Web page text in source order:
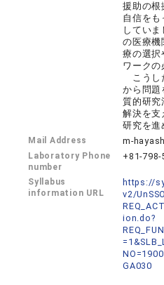
援助の根
自信をも
してい
の医療機
療の選択
ワークの
こうし
から問題
質的研究
解決を支
研究を進
Mail Address m-
Laboratory Phone
number
+81-798-
Syllabus
information URL
https://
v2/
ion.do?
GA030